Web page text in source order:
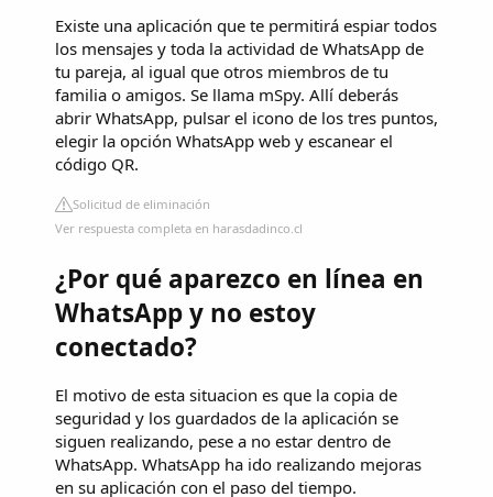
Existe una aplicación que te permitirá espiar todos
los mensajes y toda la actividad de WhatsApp de
tu pareja, al igual que otros miembros de tu
familia o amigos. Se llama mSpy. Allí deberás
abrir WhatsApp, pulsar el icono de los tres puntos,
elegir la opción WhatsApp web y escanear el
código QR.
Solicitud de eliminación
Ver respuesta completa en harasdadinco.cl
¿Por qué aparezco en línea en
WhatsApp y no estoy
conectado?
El motivo de esta situacion es que la copia de
seguridad y los guardados de la aplicación se
siguen realizando, pese a no estar dentro de
WhatsApp. WhatsApp ha ido realizando mejoras
en su aplicación con el paso del tiempo.